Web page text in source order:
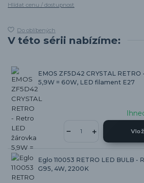
Hlídat cenu / dostupnost
Do oblíbených
V této sérii nabízíme:
EMOS ZF5D42 CRYSTAL
5,9W = 60W, LED filament E27
Eglo 110053 RETRO LED BULB -
G95, 4W, 2200K